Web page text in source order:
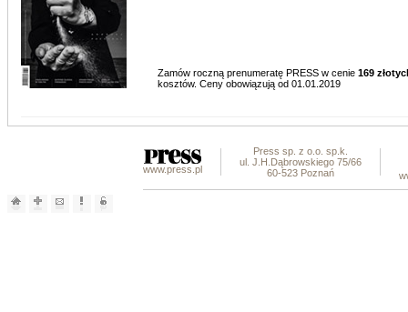
Zamów roczną prenumeratę PRESS w cenie 169
kosztów. Ceny obowiązują od 01.01.2019
www.press.pl
Press sp. z o.o. sp.k.
ul. J.H.Dąbrowskiego 75/66
60-523 Poznań